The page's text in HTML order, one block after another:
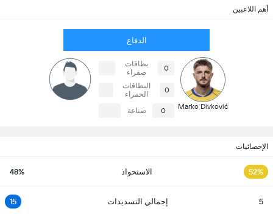
أهم اللاعبين
الدفاع
Marko Divković
0
بطاقات
صفراء
0
البطاقات
الحمراء
0
صناعة
الإحصائيات
52% الاستحواذ 48%
5 إجمالي التسديدات 15